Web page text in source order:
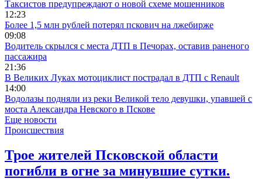
Таксистов предупреждают о новой схеме мошенников
12:23
Более 1,5 млн рублей потерял пскович на лжебирже
09:08
Водитель скрылся с места ДТП в Печорах, оставив раненого
пассажира
21:36
В Великих Луках мотоциклист пострадал в ДТП с Renault
14:00
Водолазы подняли из реки Великой тело девушки, упавшей с
моста Александра Невского в Пскове
Еще новости
Происшествия
Трое жителей Псковской области
погибли в огне за минувшие сутки.